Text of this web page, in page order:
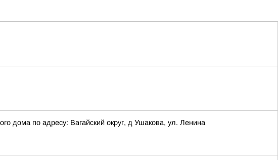
дома по адресу: Вагайский округ, д Ушакова, ул. Ленина